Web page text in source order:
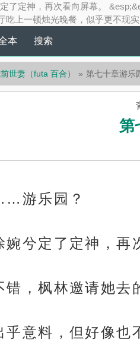
定神，再次看向屏幕。
上一顿烛光晚餐，似乎更不现
本 搜索
世妻（futa 百合） 第七十章游乐
第
游乐园？
兮定了定神，再
，枫林邀请她去
意料，但好像也